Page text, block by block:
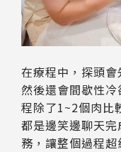
在療程中，探頭會
然後還會間歇性
程除了1~2個肉比
都是邊笑邊聊天
務，讓整個過程超